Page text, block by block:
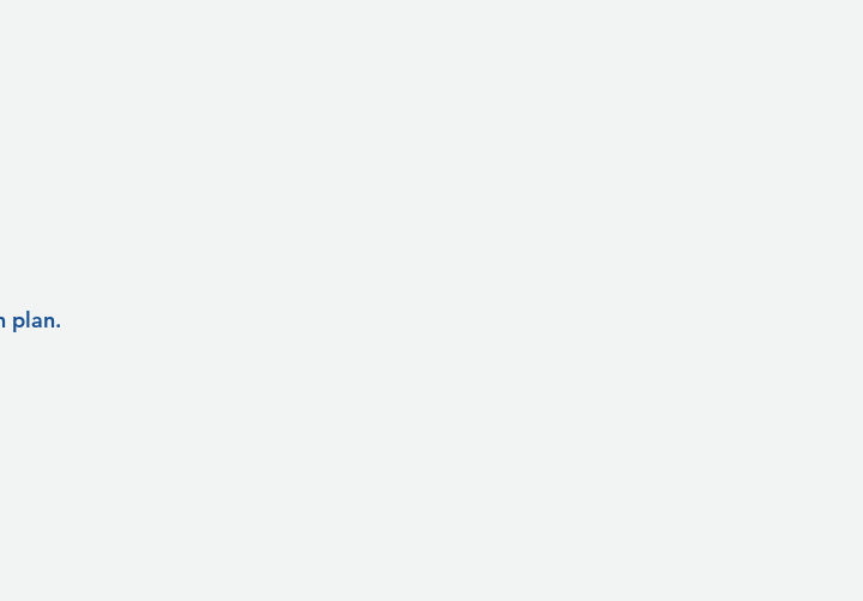
plan.